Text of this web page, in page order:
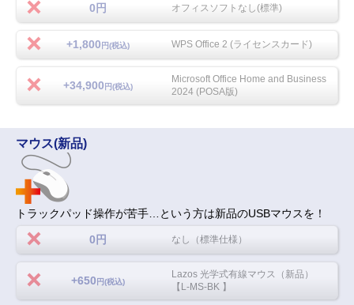
0円 オフィスソフトなし(標準)
+1,800 円(税込) WPS Office 2 (ライセンスカード)
+34,900 円(税込)
Microsoft Office Home and Business
2024 (POSA版)
マウス(新品)
トラックパッド操作が苦手…という方は新品のUSBマウスを！
0円 なし（標準仕様）
+650 円(税込)
Lazos 光学式有線マウス（新品）
【L-MS-BK 】